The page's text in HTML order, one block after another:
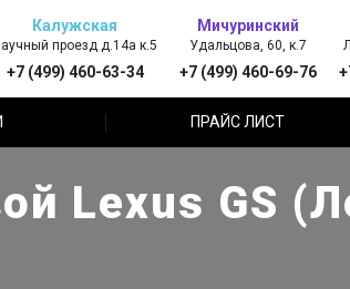
Калужская
проезд д.14а к.5
+7 (499) 460-63-34
Мичуринский
Удальцова, 60, к.7
+7 (499) 460-69-76
ПРАЙС ЛИСТ
Lexus GS